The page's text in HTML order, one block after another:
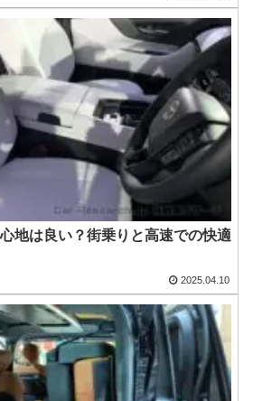
地は良い？街乗りと高速での快適
2025.04.10